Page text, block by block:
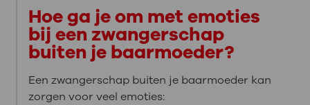
Hoe ga je om met emoties
bij een zwangerschap
buiten je baarmoeder?
Een zwangerschap buiten je baarmoeder kan
zorgen voor veel emoties: